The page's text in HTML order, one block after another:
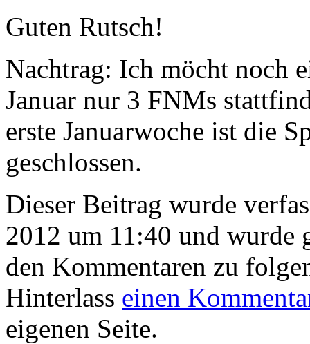
Guten Rutsch!
Nachtrag: Ich möcht noch
Januar nur 3 FNMs
erste Januarwoche ist die
geschlossen.
Dieser Beitrag wurde
2012 um 11:40 und wurde
den Kommentaren zu
Hinterlass einen
eigenen Seite.